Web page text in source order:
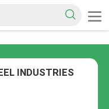
INDUSTRIES